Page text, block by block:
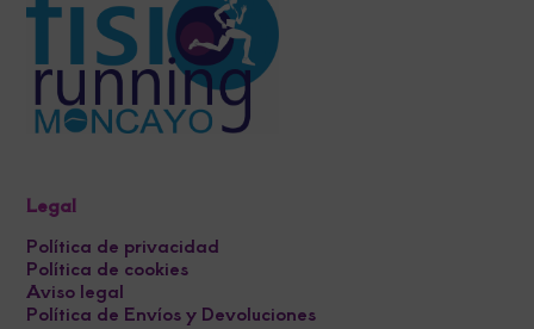
Legal
Política de privacidad
Política de cookies
Aviso legal
Política de Envíos y Devoluciones